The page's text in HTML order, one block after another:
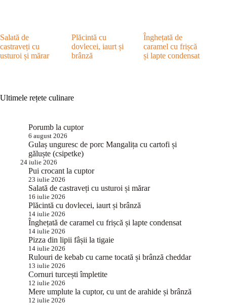
Salată de
castraveți cu
usturoi și mărar
Plăcintă cu
dovlecei, iaurt și
brânză
Înghețată de
caramel cu frișcă
și lapte condensat
Ultimele rețete culinare
Porumb la cuptor
6 august 2026
Gulaș unguresc de porc Mangalița cu cartofi și
găluște (csipetke)
24 iulie 2026
Pui crocant la cuptor
23 iulie 2026
Salată de castraveți cu usturoi și mărar
16 iulie 2026
Plăcintă cu dovlecei, iaurt și brânză
14 iulie 2026
Înghețată de caramel cu frișcă și lapte condensat
14 iulie 2026
Pizza din lipii fâșii la tigaie
14 iulie 2026
Rulouri de kebab cu carne tocată și brânză cheddar
13 iulie 2026
Cornuri turcești împletite
12 iulie 2026
Mere umplute la cuptor, cu unt de arahide și brânză
12 iulie 2026